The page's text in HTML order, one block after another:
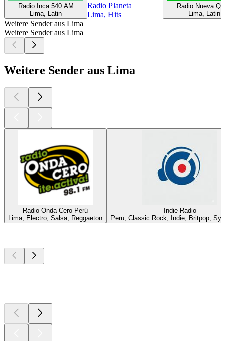
Radio Inca 540 AM
Lima, Latin
Radio Planeta
Lima, Hits
Radio Nueva Q
Lima, Latin
Weitere Sender aus Lima
Weitere Sender aus Lima
Weitere Sender aus Lima
Radio Onda Cero Perú
Lima, Electro, Salsa, Reggaeton
Indie-Radio
Peru, Classic Rock, Indie, Britpop,